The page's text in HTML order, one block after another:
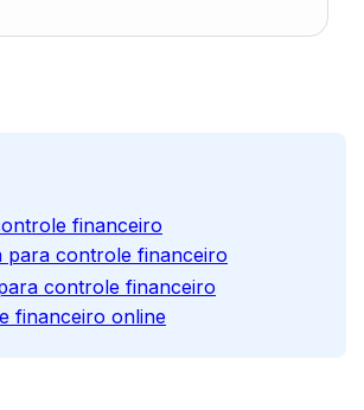
financeiro
para controle financeiro
controle financeiro
financeiro online